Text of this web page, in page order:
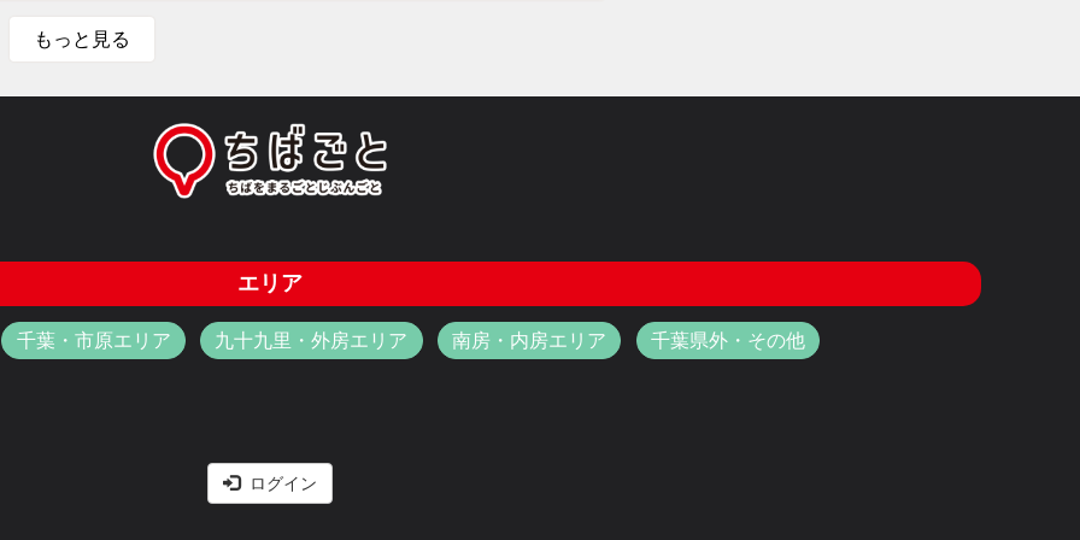
もっと見る
エリア
千葉・市原エリア 九十九里・外房エリア 南房・内房エリア 千葉県外・その他
ログイン